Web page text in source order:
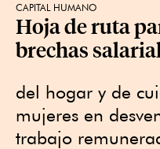
CAPITAL HUMANO
Hoja de ruta
brechas
del hogar y de
mujeres en
trabajo